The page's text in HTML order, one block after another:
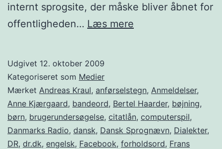
internt sprogsite, der måske bliver åbnet for
offentligheden… Læs mere
DR
som
sprogbevarer
og
Udgivet 12. oktober 2009
Kategoriseret som Medier
Mærket Andreas Kraul, anførselstegn, Anmeldelser,
Anne Kjærgaard, bandeord, Bertel Haarder, bøjning,
børn, brugerundersøgelse, citatlån, computerspil,
Danmarks Radio, dansk, Dansk Sprognævn, Dialekter,
DR, dr.dk, engelsk, Facebook, forholdsord, Frans